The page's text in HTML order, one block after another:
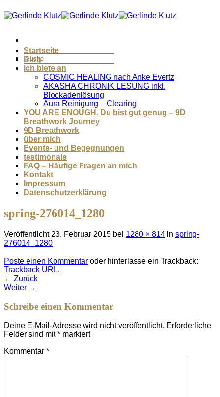
Inhalt
Startseite
Blog
ich biete an
COSMIC HEALING nach Anke Evertz
AKASHA CHRONIK LESUNG inkl.
Blockadenlösung
Aura Reinigung – Clearing
YOU ARE ENOUGH. Du bist gut genug – 9D
Breathwork Journey
9D Breathwork
über mich
Events- und Begegnungen
testimonals
FAQ – Häufige Fragen an mich
Kontakt
Impressum
Datenschutzerklärung
spring-276014_1280
Veröffentlicht 23. Februar 2015 bei 1280 × 814 in spring-
276014_1280
Poste einen Kommentar oder hinterlasse ein Trackback:
Trackback URL.
← Zurück
Weiter →
Schreibe einen Kommentar
Deine E-Mail-Adresse wird nicht veröffentlicht. Erforderliche
Felder sind mit* markiert
Kommentar *